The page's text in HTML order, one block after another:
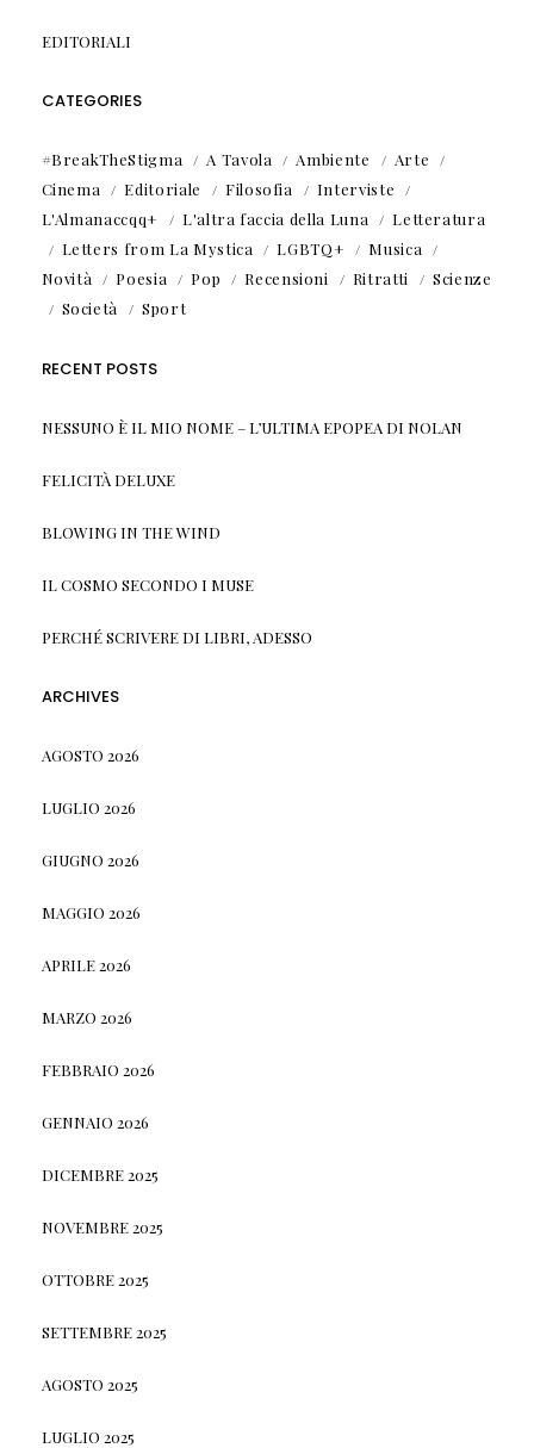
EDITORIALI
CATEGORIES
#BreakTheStigma A Tavola Ambiente
Arte
Cinema
Editoriale Filosofia
Interviste
L'Almanaccqq+
L'altra faccia della Luna
Letteratura
Letters from La Mystica
LGBTQ+
Musica
Novità
Poesia Pop Recensioni Ritratti
Scienze
Società
Sport
RECENT POSTS
NESSUNO È IL MIO NOME – L’ULTIMA EPOPEA DI NOLAN
FELICITÀ DELUXE
BLOWING IN THE WIND
IL COSMO SECONDO I MUSE
PERCHÉ SCRIVERE DI LIBRI, ADESSO
ARCHIVES
AGOSTO 2026
LUGLIO 2026
GIUGNO 2026
MAGGIO 2026
APRILE 2026
MARZO 2026
FEBBRAIO 2026
GENNAIO 2026
DICEMBRE 2025
NOVEMBRE 2025
OTTOBRE 2025
SETTEMBRE 2025
AGOSTO 2025
LUGLIO 2025